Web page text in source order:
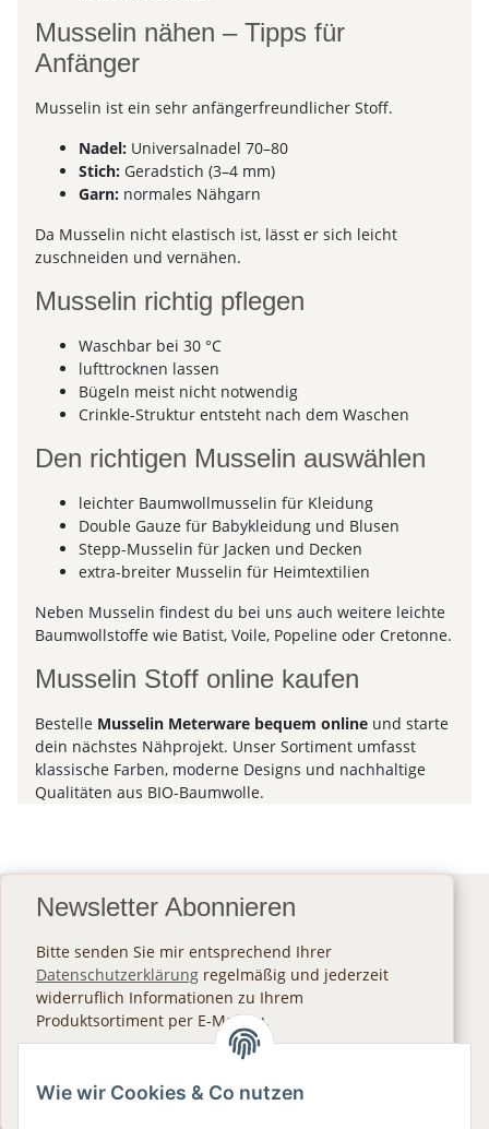
Musselin nähen – Tipps für
Anfänger
Musselin ist ein sehr anfängerfreundlicher Stoff.
Nadel: Universalnadel 70–80
Stich: Geradstich (3–4 mm)
Garn: normales Nähgarn
Da Musselin nicht elastisch ist, lässt er sich leicht
zuschneiden und vernähen.
Musselin richtig pflegen
Waschbar bei 30 °C
lufttrocknen lassen
Bügeln meist nicht notwendig
Crinkle-Struktur entsteht nach dem Waschen
Den richtigen Musselin auswählen
leichter Baumwollmusselin für Kleidung
Double Gauze für Babykleidung und Blusen
Stepp-Musselin für Jacken und Decken
extra-breiter Musselin für Heimtextilien
Neben Musselin findest du bei uns auch weitere leichte
Baumwollstoffe wie Batist, Voile, Popeline oder Cretonne.
Musselin Stoff online kaufen
Bestelle Musselin Meterware bequem online und starte
dein nächstes Nähprojekt. Unser Sortiment umfasst
klassische Farben, moderne Designs und nachhaltige
Qualitäten aus BIO-Baumwolle.
Newsletter Abonnieren
Bitte senden Sie mir entsprechend Ihrer
Datenschutzerklärung regelmäßig und jederzeit
widerruflich Informationen zu Ihrem
Produktsortiment per E-Mail zu.
Newsletter Abonnieren
Wie wir Cookies & Co nutzen